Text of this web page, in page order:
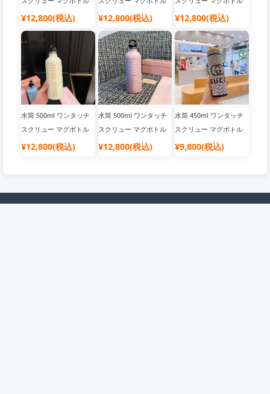
ステンレス 保冷 保温 飲
しゃれ シンプル オフィ
ス 軽量 軽い ステンレス
ケータイボトル
¥12,800(税込)
ステンレス 保冷 保温 飲
しゃれ シンプル オフィ
ス 軽量 軽い ステンレス
ケータイボトル
¥12,800(税込)
ステンレス 保冷 保温 飲
しゃれ シンプル オフィ
ス 軽量 軽い ステンレス
ケータイボトル
¥12,800(税込)
水筒 500ml ワンタッチ
スクリュー マグボトル
ステンレス 保冷 保温 飲
¥12,800(税込)
水筒 500ml ワンタッチ
スクリュー マグボトル
ステンレス 保冷 保温 飲
¥12,800(税込)
水筒 450ml ワンタッチ
スクリュー マグボトル
ステンレス 保冷 保温 飲
¥9,800(税込)